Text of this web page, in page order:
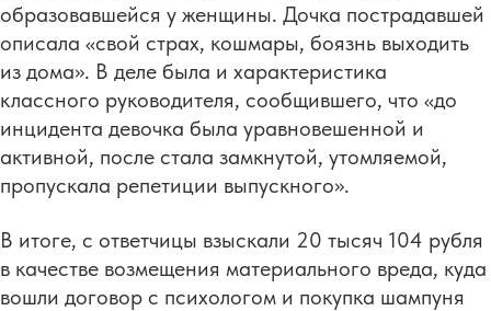
образовавшейся у женщины. Дочка пострадавшей
описала «свой страх, кошмары, боязнь выходить
из дома». В деле была и характеристика
классного руководителя, сообщившего, что «до
инцидента девочка была уравновешенной и
активной, после стала замкнутой, утомляемой,
пропускала репетиции выпускного».
В итоге, с ответчицы взыскали 20 тысяч 104 рубля
в качестве возмещения материального вреда, куда
вошли договор с психологом и покупка шампуня